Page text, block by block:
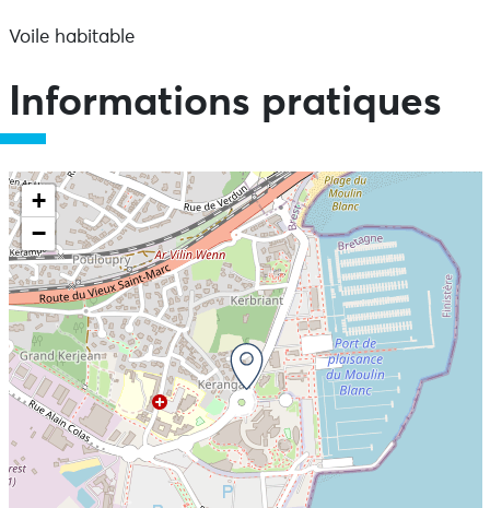
Voile habitable
Informations pratiques
+
−